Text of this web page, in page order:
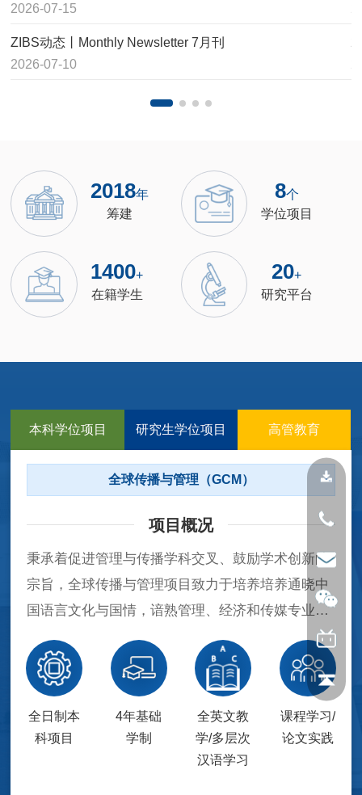
2026-07-15
ZIBS动态丨Monthly Newsletter 7月刊
2026-07-10
2018年
筹建
8个
学位项目
1400+
在籍学生
20+
研究平台
本科学位项目 研究生学位项目 高管教育
全球传播与管理（GCM）
项目概况
秉承着促进管理与传播学科交叉、鼓励学术创新的
宗旨，全球传播与管理项目致力于培养培养通晓中
国语言文化与国情，谙熟管理、经济和传媒专业知
识，具有跨文化沟通与传播专业素养，具备中国经
验和全球竞争力的复合型、创新创业人才和商业领
导者。
全日制本
科项目
4年基础
学制
全英文教
学/多层次
汉语学习
课程学习/
论文实践